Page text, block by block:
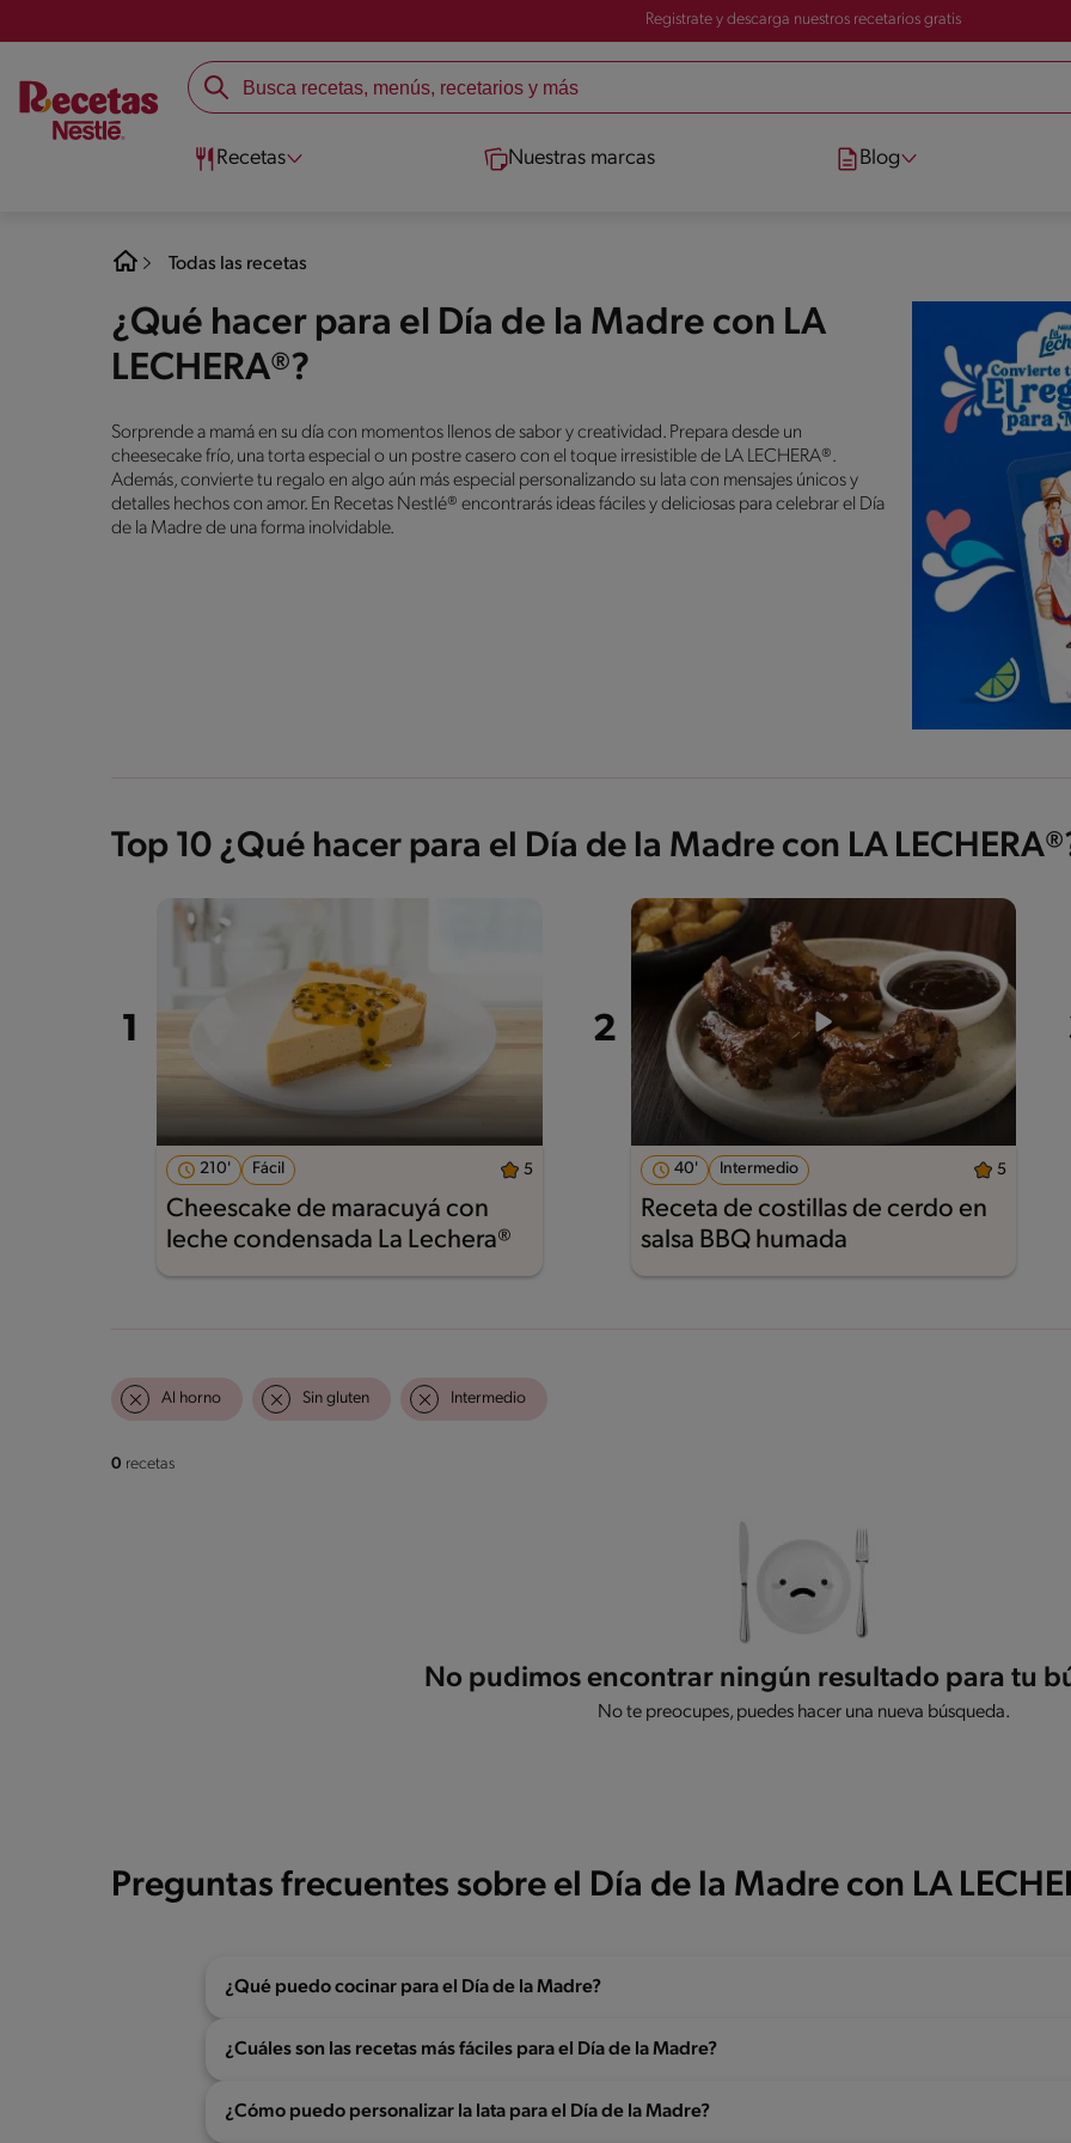
Registrate y descarga nuestros recetarios gratis
Recetas Nuestras marcas Blog
Todas las recetas
¿Qué hacer para el Día de la Madre con LA
LECHERA®?
Sorprende a mamá en su día con momentos llenos de sabor y creatividad. Prepara desde un
cheesecake frío, una torta especial o un postre casero con el toque irresistible de LA LECHERA®.
Además, convierte tu regalo en algo aún más especial personalizando su lata con mensajes únicos y
detalles hechos con amor. En Recetas Nestlé® encontrarás ideas fáciles y deliciosas para celebrar el Día
de la Madre de una forma inolvidable.
Top 10 ¿Qué hacer para el Día de la Madre con LA
210' Fácil 5
Cheescake de maracuyá con
leche condensada La Lechera®
40' Intermedio 5
Receta de costillas de cerdo en
salsa BBQ humada
Al horno Sin gluten Intermedio
0 recetas
No pudimos encontrar ningún resultado para tu
No te preocupes, puedes hacer una nueva búsqueda.
Preguntas frecuentes sobre el Día de la Madre con LA
¿Qué puedo cocinar para el Día de la Madre?
¿Cuáles son las recetas más fáciles para el Día de la Madre?
¿Cómo puedo personalizar la lata para el Día de la Madre?